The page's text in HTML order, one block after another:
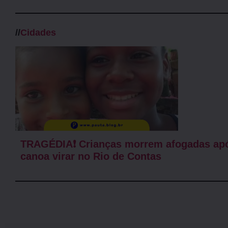
//Cidades
TRAGÉDIA❗ Crianças morrem afogadas
canoa virar no Rio de Contas